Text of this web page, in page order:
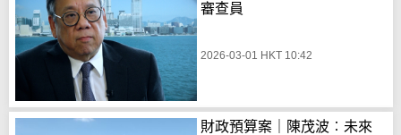
審查員
2026-03-01 HKT 10:42
財政預算案｜陳茂波︰未來